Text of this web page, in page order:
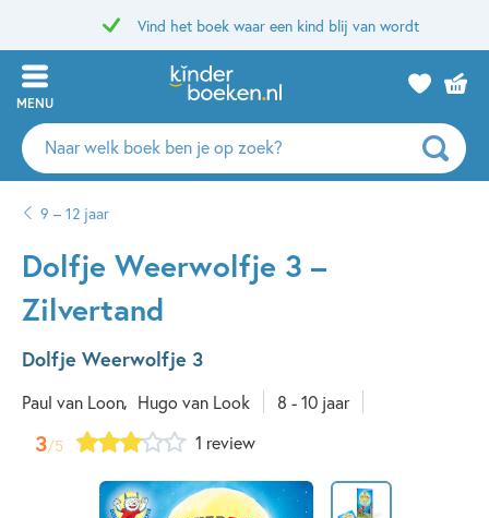
Vind het boek waar een kind blij van wordt
MENU
Zoeken
naar
auteurs
uitgevers
9 – 12 jaar
Dolfje Weerwolfje 3 –
Zilvertand
Dolfje Weerwolfje 3
Paul van Loon Hugo van Look 8 - 10 jaar
3/5 1 review